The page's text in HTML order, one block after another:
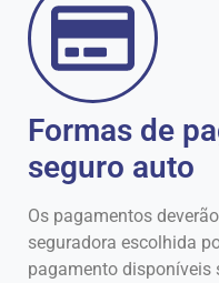
Formas de
seguro auto
Os pagamentos
seguradora escolhida
pagamento disponíveis